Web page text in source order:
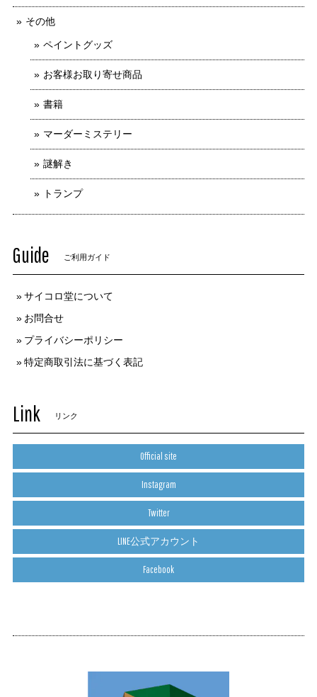
その他
ペイントグッズ
お客様お取り寄せ商品
書籍
マーダーミステリー
謎解き
トランプ
Guide ご利用ガイド
サイコロ堂について
お問合せ
プライバシーポリシー
特定商取引法に基づく表記
Link リンク
Official site
Instagram
Twitter
LINE公式アカウント
Facebook